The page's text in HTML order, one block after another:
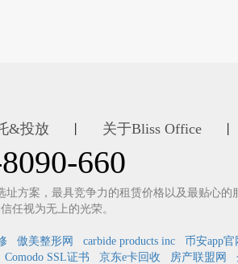
&投放 关于Bliss Office
660
方案，最具竞争力的租赁价格以及最贴心的
任视为无上的光荣。
傲美整形网 carbide products inc 币安app官
Comodo SSL证书 京东e卡回收 房产联盟网